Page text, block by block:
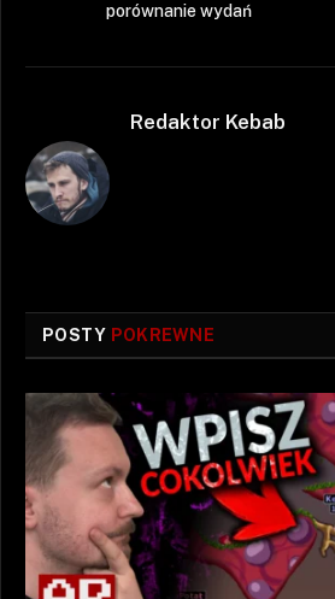
porównanie wydań
Redaktor Kebab
POSTY POKREWNE